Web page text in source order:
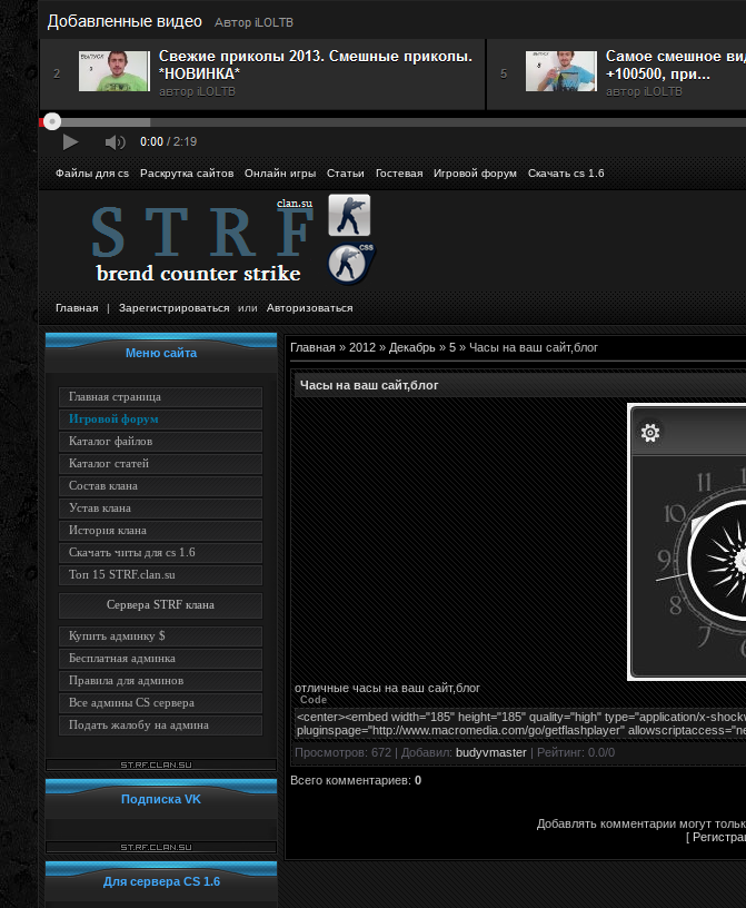
Файлы для cs Раскрутка сайтов Онлайн игры Статьи Гостевая Игровой форум Скачать cs 1.6
Главная | Зарегистрироваться или Авторизоваться
Меню сайта
Главная страница
Игровой форум
Каталог файлов
Каталог статей
Состав клана
Устав клана
История клана
Скачать читы для cs 1.6
Топ 15 STRF.clan.su
Сервера STRF клана
Купить админку $
Бесплатная админка
Правила для админов
Все админы CS сервера
Подать жалобу на админа
Подписка VK
Для сервера CS 1.6
Главная » 2012 » Декабрь » 5 » Часы на ваш сайт,блог
Часы на ваш сайт,блог
отличные часы на ваш сайт,блог
Code
<center><embed width="185" height="185" quality="high" type="application/x-
pluginspage="http://www.macromedia.com/go/getflashplayer"
Просмотров: 672 | Добавил: budyvmaster | Рейтинг: 0.0/0
Всего комментариев: 0
Добавлять комментарии могут
[